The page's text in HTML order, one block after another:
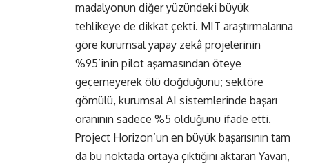
madalyonun diğer yüzündeki büyük
tehlikeye de dikkat çekti. MIT araştırmalarına
göre kurumsal yapay zekâ projelerinin
%95’inin pilot aşamasından öteye
geçemeyerek ölü doğduğunu; sektöre
gömülü, kurumsal AI sistemlerinde başarı
oranının sadece %5 olduğunu ifade etti.
Project Horizon’un en büyük başarısının tam
da bu noktada ortaya çıktığını aktaran Yavan,